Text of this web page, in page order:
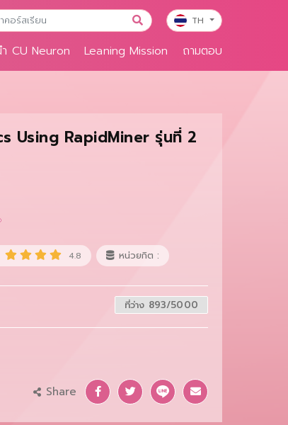
TH
ำ CU Neuron Leaning Mission ถามตอบ
Using RapidMiner รุ่นที่ 2
4.8 หน่วยกิต :
ที่ว่าง 893/5000
Share